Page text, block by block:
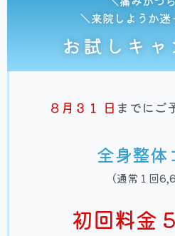
＼来院しようか
お試しキャ
８月３１ 日までにご
全身整体
（通常１回
初回料金